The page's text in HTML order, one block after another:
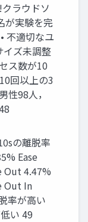
ラウドソ
が実験を完
不適切なユ
イズ未調整
ス数が10
回以上の3
98人，
の離脱率
Ease
Out 4.47%
Out In
率が高い
い 49